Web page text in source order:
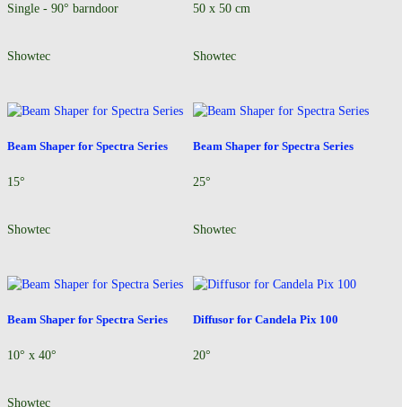
Single - 90° barndoor
Showtec
50 x 50 cm
Showtec
Beam Shaper for Spectra Series
15°
Showtec
Beam Shaper for Spectra Series
25°
Showtec
Beam Shaper for Spectra Series
10° x 40°
Showtec
Diffusor for Candela Pix 100
20°